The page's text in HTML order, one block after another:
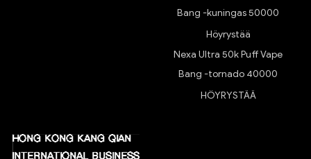
Bang -kuningas 50000
Höyrystää
Nexa Ultra 50k Puff Vape
Bang -tornado 40000
HÖYRYSTÄÄ